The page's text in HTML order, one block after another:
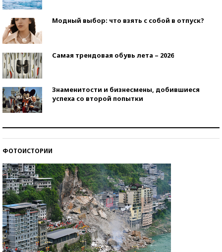
Модный выбор: что взять с собой в отпуск?
Самая трендовая обувь лета – 2026
Знаменитости и бизнесмены, добившиеся
успеха со второй попытки
ФОТОИСТОРИИ